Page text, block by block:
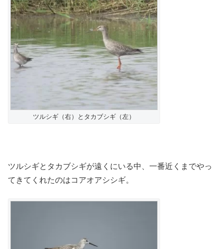
ツルシギ（右）とタカブシギ（左）
ツルシギとタカブシギが遠くにいる中、一番近くまでやっ
てきてくれたのはコアオアシシギ。